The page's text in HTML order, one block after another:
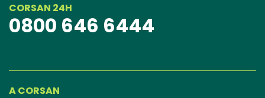
CORSAN 24H
0800 646 6444
A CORSAN